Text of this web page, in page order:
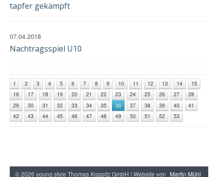
tapfer gekämpft
07.04.2018
Nachtragsspiel U10
1 2 3 4 5 6 7 8 9 10 11 12 13 14
15
16
17 18 19 20 21 22 23 24 25 26 27
28
29
30 31 32 33 34 35 36 37 38 39 40
41
42
43 44 45 46 47 48 49 50 51 52 53
© 2026 young style Thomas Koppitz GmbH | Website von Martin Mühl